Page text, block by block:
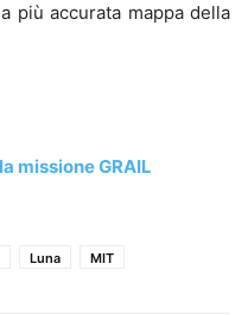
più accurata mappa della
missione GRAIL
Luna MIT